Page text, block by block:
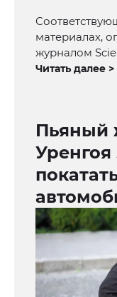
материалах,
журналом
Читать далее >
Пьяный
Уренгоя